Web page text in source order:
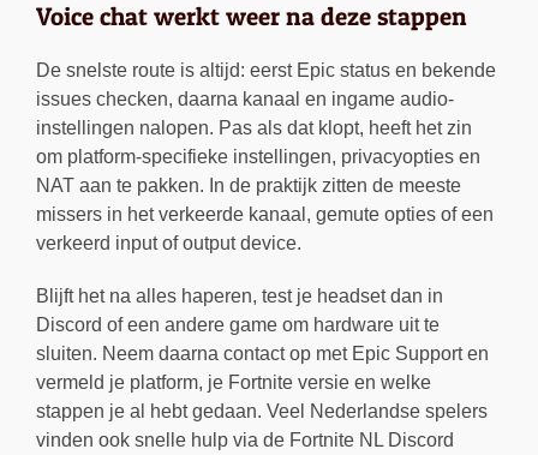
Voice chat werkt weer na deze stappen
De snelste route is altijd: eerst Epic status en bekende
issues checken, daarna kanaal en ingame audio-
instellingen nalopen. Pas als dat klopt, heeft het zin
om platform-specifieke instellingen, privacyopties en
NAT aan te pakken. In de praktijk zitten de meeste
missers in het verkeerde kanaal, gemute opties of een
verkeerd input of output device.
Blijft het na alles haperen, test je headset dan in
Discord of een andere game om hardware uit te
sluiten. Neem daarna contact op met Epic Support en
vermeld je platform, je Fortnite versie en welke
stappen je al hebt gedaan. Veel Nederlandse spelers
vinden ook snelle hulp via de Fortnite NL Discord